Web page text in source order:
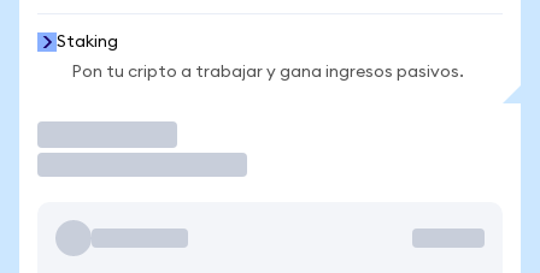
Staking
Pon tu cripto a trabajar y gana ingresos pasivos.